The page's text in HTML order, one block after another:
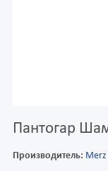
Пантогар
Производитель: Merz